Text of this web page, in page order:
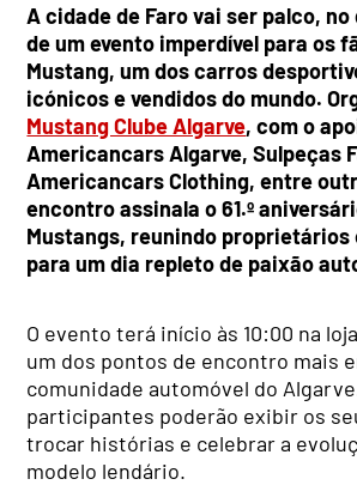
A cidade de Faro vai ser palco,
de um evento imperdível para os
Mustang, um dos carros
icónicos e vendidos do mundo.
Mustang Clube Algarve, com o
Americancars Algarve, Sulpeças
Americancars Clothing, entre
encontro assinala o 61.º
Mustangs, reunindo proprietários
para um dia repleto de paixão
O evento terá início às 10:00 na
um dos pontos de encontro mais
comunidade automóvel do
participantes poderão exibir os
trocar histórias e celebrar a
modelo lendário.